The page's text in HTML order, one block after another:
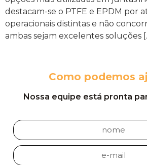
destacam-se o PTFE e EPDM por
operacionais distintas e não
ambas sejam excelentes soluções
Como podemos
Nossa equipe está pronta